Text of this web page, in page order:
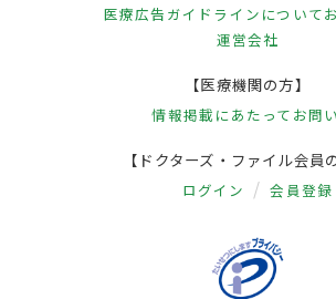
医療広告ガイドラインについて
運営会社
【医療機関の方】
情報掲載にあたって お問
【ドクターズ・ファイル会員
ログイン 会員登録